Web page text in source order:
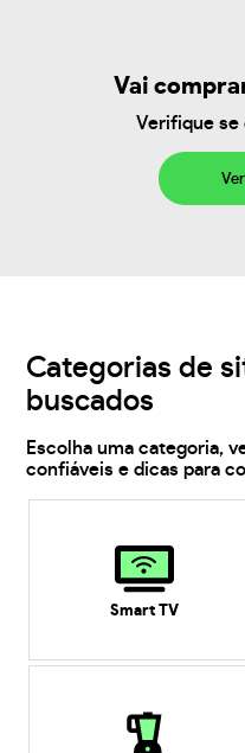
Vai
Verifique se
Categorias de
buscados
Escolha uma categoria,
confiáveis e dicas para
Smart TV